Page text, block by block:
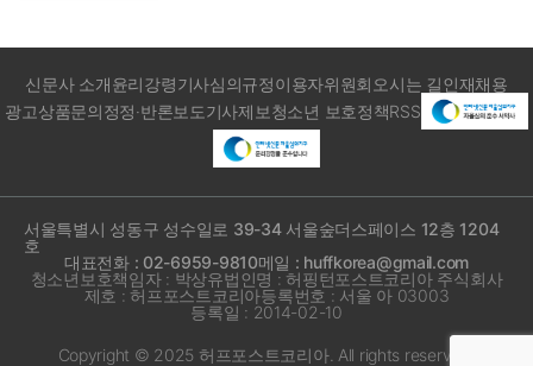
신문사 소개윤리강령기사심의규정이용자위원회 오시는 길인재채용
광고상품문의정정·반론보도기사제보청소년 보호정책RSS
서울특별시 성동구 성수일로 39-34 서울숲더스페이스 12층 1204
호
대표전화 : 02-6959-9810메일 : huffkorea@gmail.com
청소년보호책임자 : 박상유법인명 : 허핑턴포스트코리아 주식회사
제호 : 허프포스트코리아등록번호 : 서울 아 03003
등록일 : 2014-02-10
Copyright © 2025 허프포스트코리아. All rights reserved.